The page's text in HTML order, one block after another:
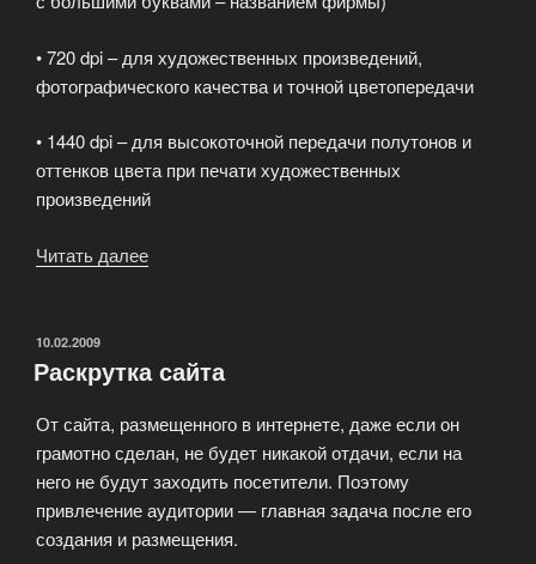
• 720 dpi – для художественных произведений,
фотографического качества и точной цветопередачи
• 1440 dpi – для высокоточной передачи полутонов и
оттенков цвета при печати художественных
произведений
Читать далее
ОПУБЛИКОВАНО
10.02.2009
Раскрутка сайта
От сайта, размещенного в интернете, даже если он
грамотно сделан, не будет никакой отдачи, если на
него не будут заходить посетители. Поэтому
привлечение аудитории — главная задача после его
создания и размещения.